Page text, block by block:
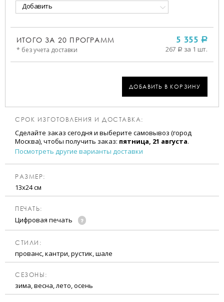
Добавить
ИТОГО ЗА 20 ПРОГРАММ
* без учета доставки
5 355 a
267 a за 1 шт.
ДОБАВИТЬ В КОРЗИНУ
СРОК ИЗГОТОВЛЕНИЯ И ДОСТАВКА:
Сделайте заказ сегодня и выберите самовывоз (город
Москва), чтобы получить заказ: пятница, 21 августа.
Посмотреть другие варианты доставки
РАЗМЕР:
13х24 см
ПЕЧАТЬ:
Цифровая печать
CТИЛИ:
прованс, кантри, рустик, шале
CЕЗОНЫ:
зима, весна, лето, осень